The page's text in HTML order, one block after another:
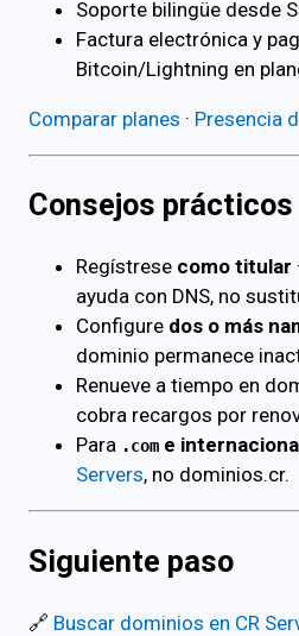
Soporte bilingüe desde
Factura electrónica y
Bitcoin/Lightning en
Comparar planes · Presencia
Consejos prácticos
Regístrese como titular
ayuda con DNS, no
Configure dos o más
dominio permanece
Renueve a tiempo en
cobra recargos por
Para .com e
Servers, no dominios.cr.
Siguiente paso
🔗 Buscar dominios en CR